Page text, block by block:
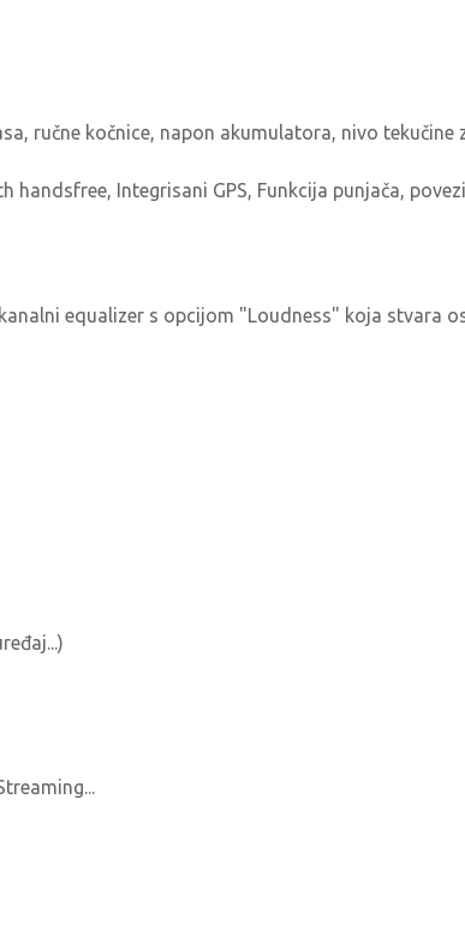
ručne kočnice, napon akumulatora, nivo tekučine
Integrisani GPS, Funkcija punjača,
equalizer s opcijom "Loudness" koja stvara